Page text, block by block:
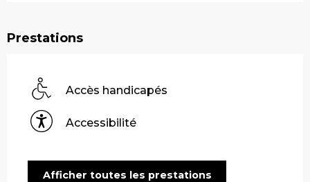
Prestations
Accès handicapés
Accessibilité
Afficher toutes les prestations